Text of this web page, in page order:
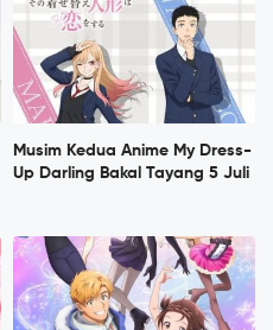
Musim Kedua Anime My Dress-
Up Darling Bakal Tayang 5 Juli